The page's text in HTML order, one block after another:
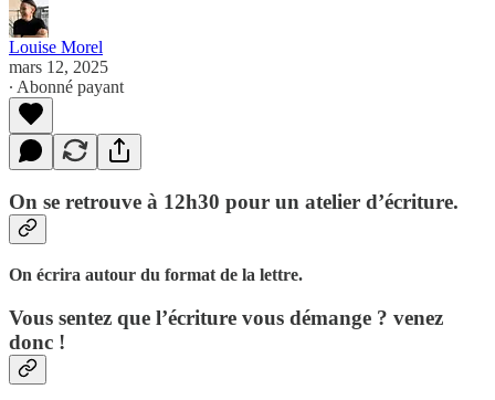
Louise Morel
mars 12, 2025
∙ Abonné payant
On se retrouve à 12h30 pour un atelier d’écriture.
On écrira autour du format de la lettre.
Vous sentez que l’écriture vous démange ? venez
donc !